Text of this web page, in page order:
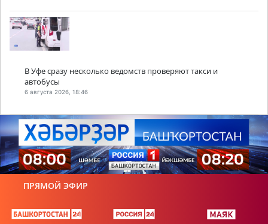
В Уфе сразу несколько ведомств проверяют такси и
автобусы
6 августа 2026, 18:46
ПРЯМОЙ ЭФИР